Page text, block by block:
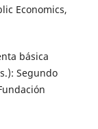
Economics,
básica
Segundo